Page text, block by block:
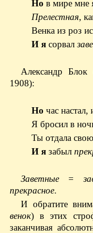
Но в мире мне
Прелестная,
Венка из роз
И ясорвал
Александр
1908):
Но час
Я бросил в
Ты отдала
И язабыл
Заветные =
прекрасное.
И обратите
венок) в этих
заканчивая